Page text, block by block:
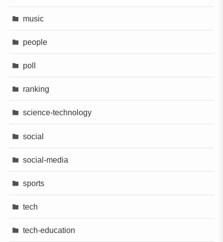
music
people
poll
ranking
science-technology
social
social-media
sports
tech
tech-education